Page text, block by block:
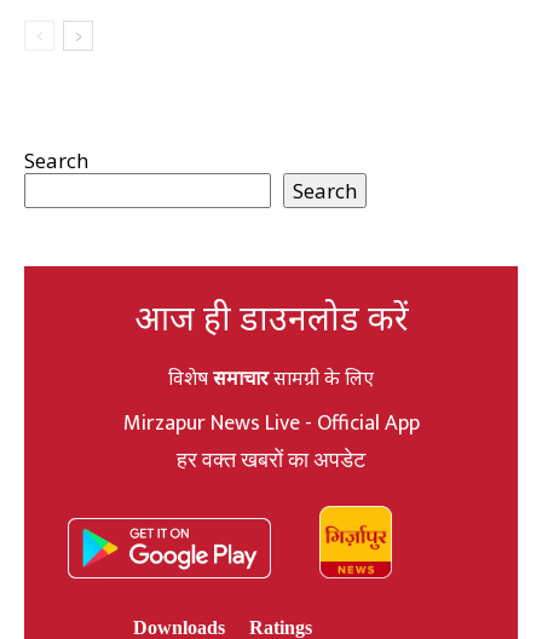
Search
Search
आज ही डाउनलोड करें
विशेषसमाचारसामग्री के लिए
Mirzapur News Live - Official App
हर वक्त खबरों का अपडेट
Downloads
Ratings